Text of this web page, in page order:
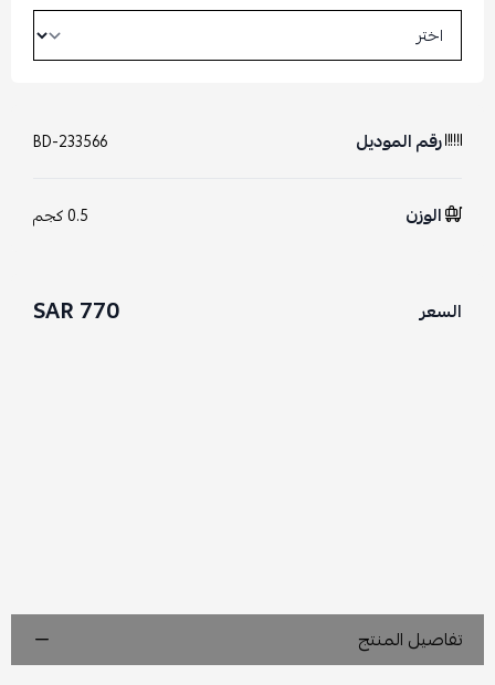
رقم الموديل BD-233566
الوزن 0.5 كجم
السعر 770 SAR
تفاصيل المنتج